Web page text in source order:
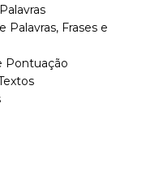
Palavras, Frases e
Pontuação